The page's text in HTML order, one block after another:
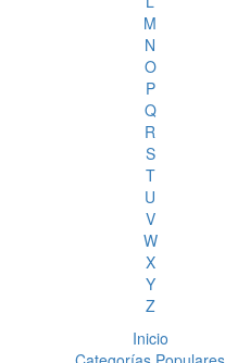
M
N
O
P
Q
R
S
T
U
V
W
X
Y
Z
Inicio